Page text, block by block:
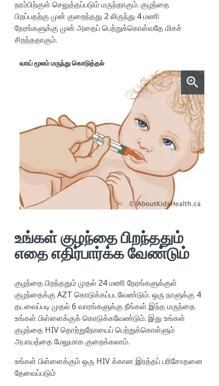
நரம்பிற்குள் செலுத்தப்படும் மருந்தாகும். குழந்தை
பிறப்பதற்கு முன் குறைந்தது 2 லிருந்து 4 மணி
நேரங்களுக்கு முன் அதைப் பெற்றுக்கொள்வதே மிகச்
சிறந்ததாகும்.
வாய் மூலம் மருந்து கொடுத்தல்
உங்கள் குழந்தை பிறந்ததும்
எதை எதிர்பார்க்க வேண்டும்
குழந்தை பிறந்ததும் முதல் 24 மணி நேரங்களுக்குள்
குழந்தைக்கு AZT கொடுக்கப்படவேண்டும். ஒரு நாளுக்கு 4
தடவைப்படி முதல் 6 வாரங்களுக்கு நீங்கள் இந்த மருந்தை
உங்கள் பிள்ளைக்குக் கொடுக்கவேண்டும். இது உங்கள்
குழந்தை HIV தொற்றுநோயைப் பெற்றுக்கொள்ளும்
அபாயத்தை மேலுமாக குறைக்கலாம்.
உங்கள் பிள்ளைக்கும் ஒரு HIV க்கான இரத்தப் பரிசோதனை
தேவைப்படும்